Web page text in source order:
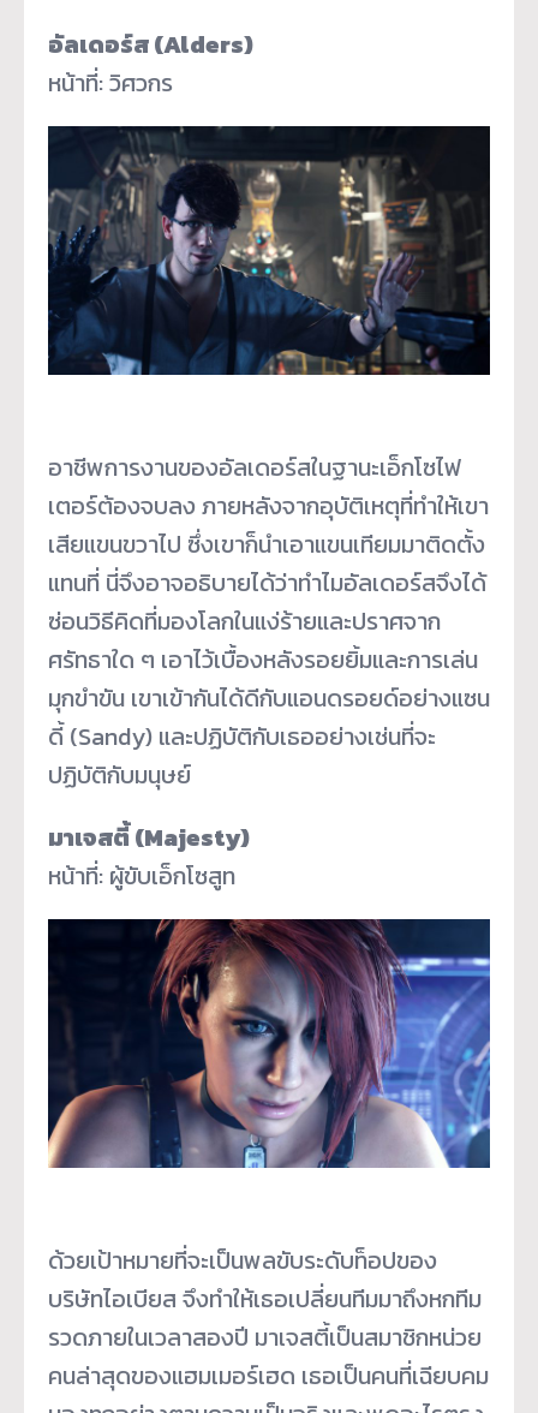
อัลเดอร์ส (Alders)
หน้าที่: วิศวกร
อาชีพการงานของอัลเดอร์สในฐานะเอ็กโซไฟ
เตอร์ต้องจบลง ภายหลังจากอุบัติเหตุที่ทำให้เขา
เสียแขนขวาไป ซึ่งเขาก็นำเอาแขนเทียมมาติดตั้ง
แทนที่ นี่จึงอาจอธิบายได้ว่าทำไมอัลเดอร์สจึงได้
ซ่อนวิธีคิดที่มองโลกในแง่ร้ายและปราศจาก
ศรัทธาใด ๆ เอาไว้เบื้องหลังรอยยิ้มและการเล่น
มุกขำขัน เขาเข้ากันได้ดีกับแอนดรอยด์อย่างแซน
ดี้ (Sandy) และปฏิบัติกับเธออย่างเช่นที่จะ
ปฏิบัติกับมนุษย์
มาเจสตี้ (Majesty)
หน้าที่: ผู้ขับเอ็กโซสูท
ด้วยเป้าหมายที่จะเป็นพลขับระดับท็อปของ
บริษัทไอเบียส จึงทำให้เธอเปลี่ยนทีมมาถึงหกทีม
รวดภายในเวลาสองปี มาเจสตี้เป็นสมาชิกหน่วย
คนล่าสุดของแฮมเมอร์เฮด เธอเป็นคนที่เฉียบคม